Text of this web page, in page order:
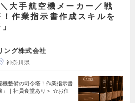
＼大手航空機メーカー／戦
作業指示書作成スキルを
ング株式会社
神奈川県
機整備の司令塔！作業指示書
」｜社員食堂あり＞ ☆お任